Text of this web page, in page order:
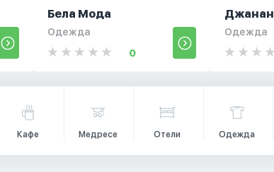
Бела Мода
Одежда
0
Джанан
Одежда
Кафе Медресе Отели Одежда